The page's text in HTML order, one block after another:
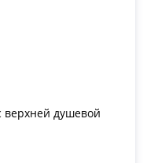
верхней душевой